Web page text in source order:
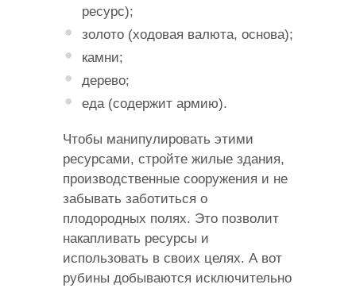
ресурс);
золото (ходовая валюта, основа);
камни;
дерево;
еда (содержит армию).
Чтобы манипулировать этими
ресурсами, стройте жилые здания,
производственные сооружения и не
забывать заботиться о
плодородных полях. Это позволит
накапливать ресурсы и
использовать в своих целях. А вот
рубины добываются исключительно